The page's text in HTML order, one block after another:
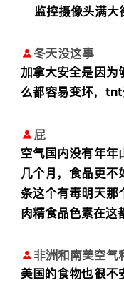
监控摄像头满大
冬天没这事
加拿大安全是因为
么都容易变坏，
屁
空气国内没有年年
几个月，食品更不
条这个有毒明天那
肉精食品色素在这
非洲和南美空气
美国的食物也很不